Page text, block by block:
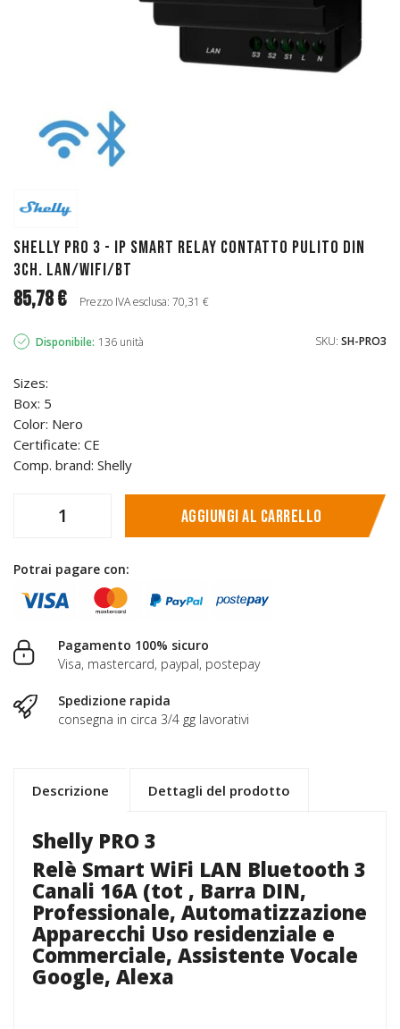
Shelly Pro 3 - IP Smart Relay contatto pulito DIN
3ch. LAN/WiFi/BT
85,78 € Prezzo IVA esclusa: 70,31 €
Disponibile: 136 unità SKU: SH-PRO3
Sizes:
Box: 5
Color: Nero
Certificate: CE
Comp. brand: Shelly
Aggiungi al carrello
Potrai pagare con:
Pagamento 100% sicuro
Visa, mastercard, paypal, postepay
Spedizione rapida
consegna in circa 3/4 gg lavorativi
Descrizione Dettagli del prodotto
Shelly PRO 3
Relè Smart WiFi LAN Bluetooth 3
Canali 16A (tot , Barra DIN,
Professionale, Automatizzazione
Apparecchi Uso residenziale e
Commerciale, Assistente Vocale
Google, Alexa